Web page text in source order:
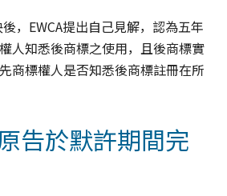
，EWCA提出自己見解，認為五年
人知悉後商標之使用，且後商標實
商標權人是否知悉後商標註冊在所
告於默許期間完